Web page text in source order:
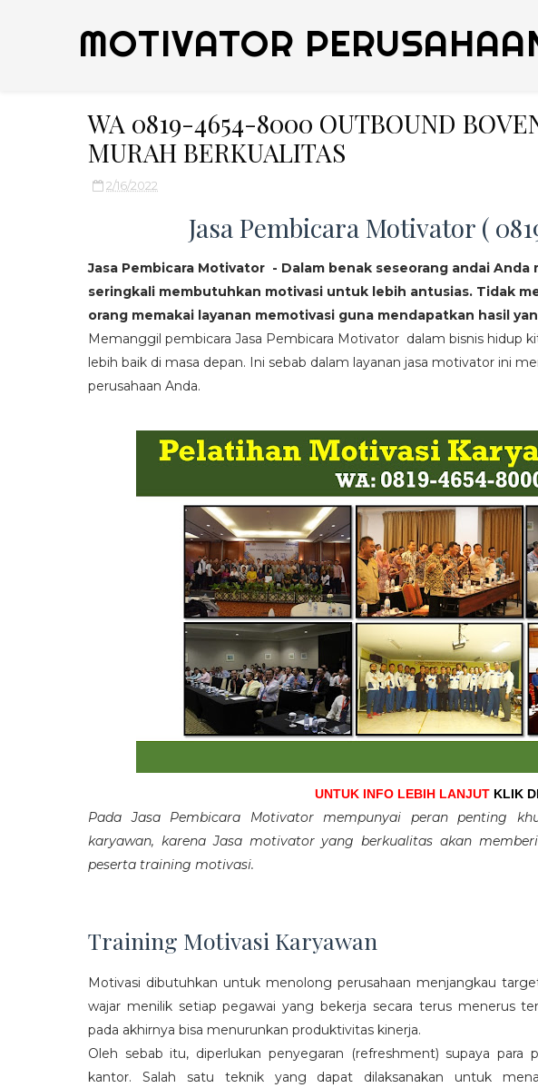
MOTIVATOR
WA 0819-4654-8000 OUTBOUND
MURAH BERKUALITAS
2/16/2022
Jasa Pembicara Motivator (
Jasa Pembicara Motivator - Dalam benak seseorang andai Anda
seringkali membutuhkan motivasi untuk lebih antusias. Tidak
orang memakai layanan memotivasi guna mendapatkan hasil
Memanggil pembicara Jasa Pembicara Motivator dalam bisnis hidup
lebih baik di masa depan. Ini sebab dalam layanan jasa motivator ini
perusahaan Anda.
UNTUK INFO LEBIH LANJUT KLIK
Pada Jasa Pembicara Motivator mempunyai peran penting
karyawan, karena Jasa motivator yang berkualitas akan
peserta training motivasi.
Training Motivasi Karyawan
Motivasi dibutuhkan untuk menolong perusahaan menjangkau
wajar menilik setiap pegawai yang bekerja secara terus menerus
pada akhirnya bisa menurunkan produktivitas kinerja.
Oleh sebab itu, diperlukan penyegaran (refreshment) supaya para
kantor. Salah satu teknik yang dapat dilaksanakan untuk